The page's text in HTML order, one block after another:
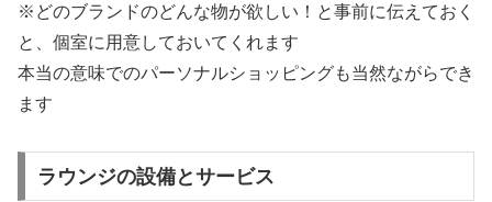
※どのブランドのどんな物が欲しい！と事前に伝えておく
と、個室に用意しておいてくれます
本当の意味でのパーソナルショッピングも当然ながらでき
ます
ラウンジの設備とサービス